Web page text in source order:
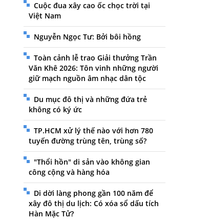
Cuộc đua xây cao ốc chọc trời tại
Việt Nam
Nguyễn Ngọc Tư: Bởi bôi hồng
Toàn cảnh lễ trao Giải thưởng Trần
Văn Khê 2026: Tôn vinh những người
giữ mạch nguồn âm nhạc dân tộc
Du mục đô thị và những đứa trẻ
không có ký ức
TP.HCM xử lý thế nào với hơn 780
tuyến đường trùng tên, trùng số?
"Thổi hồn" di sản vào không gian
công cộng và hàng hóa
Di dời làng phong gần 100 năm để
xây đô thị du lịch: Có xóa sổ dấu tích
Hàn Mặc Tử?